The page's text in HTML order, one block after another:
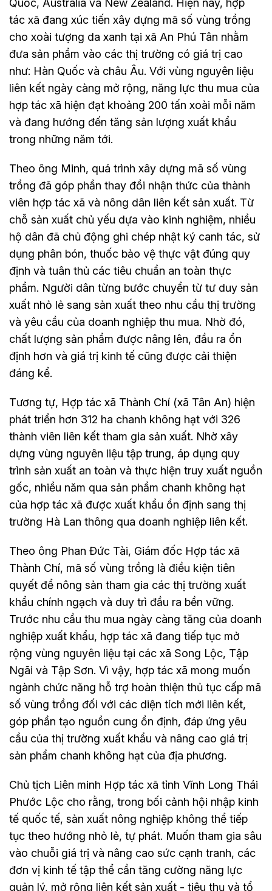
Quốc, Australia và New Zealand. Hiện nay, hợp
tác xã đang xúc tiến xây dựng mã số vùng trồng
cho xoài tượng da xanh tại xã An Phú Tân nhằm
đưa sản phẩm vào các thị trường có giá trị cao
như: Hàn Quốc và châu Âu. Với vùng nguyên liệu
liên kết ngày càng mở rộng, năng lực thu mua của
hợp tác xã hiện đạt khoảng 200 tấn xoài mỗi năm
và đang hướng đến tăng sản lượng xuất khẩu
trong những năm tới.
Theo ông Minh, quá trình xây dựng mã số vùng
trồng đã góp phần thay đổi nhận thức của thành
viên hợp tác xã và nông dân liên kết sản xuất. Từ
chỗ sản xuất chủ yếu dựa vào kinh nghiệm, nhiều
hộ dân đã chủ động ghi chép nhật ký canh tác, sử
dụng phân bón, thuốc bảo vệ thực vật đúng quy
định và tuân thủ các tiêu chuẩn an toàn thực
phẩm. Người dân từng bước chuyển từ tư duy sản
xuất nhỏ lẻ sang sản xuất theo nhu cầu thị trường
và yêu cầu của doanh nghiệp thu mua. Nhờ đó,
chất lượng sản phẩm được nâng lên, đầu ra ổn
định hơn và giá trị kinh tế cũng được cải thiện
đáng kể.
Tương tự, Hợp tác xã Thành Chí (xã Tân An) hiện
phát triển hơn 312 ha chanh không hạt với 326
thành viên liên kết tham gia sản xuất. Nhờ xây
dựng vùng nguyên liệu tập trung, áp dụng quy
trình sản xuất an toàn và thực hiện truy xuất nguồn
gốc, nhiều năm qua sản phẩm chanh không hạt
của hợp tác xã được xuất khẩu ổn định sang thị
trường Hà Lan thông qua doanh nghiệp liên kết.
Theo ông Phan Đức Tài, Giám đốc Hợp tác xã
Thành Chí, mã số vùng trồng là điều kiện tiên
quyết để nông sản tham gia các thị trường xuất
khẩu chính ngạch và duy trì đầu ra bền vững.
Trước nhu cầu thu mua ngày càng tăng của doanh
nghiệp xuất khẩu, hợp tác xã đang tiếp tục mở
rộng vùng nguyên liệu tại các xã Song Lộc, Tập
Ngãi và Tập Sơn. Vì vậy, hợp tác xã mong muốn
ngành chức năng hỗ trợ hoàn thiện thủ tục cấp mã
số vùng trồng đối với các diện tích mới liên kết,
góp phần tạo nguồn cung ổn định, đáp ứng yêu
cầu của thị trường xuất khẩu và nâng cao giá trị
sản phẩm chanh không hạt của địa phương.
Chủ tịch Liên minh Hợp tác xã tỉnh Vĩnh Long Thái
Phước Lộc cho rằng, trong bối cảnh hội nhập kinh
tế quốc tế, sản xuất nông nghiệp không thể tiếp
tục theo hướng nhỏ lẻ, tự phát. Muốn tham gia sâu
vào chuỗi giá trị và nâng cao sức cạnh tranh, các
đơn vị kinh tế tập thể cần tăng cường năng lực
quản lý, mở rộng liên kết sản xuất - tiêu thụ và tổ